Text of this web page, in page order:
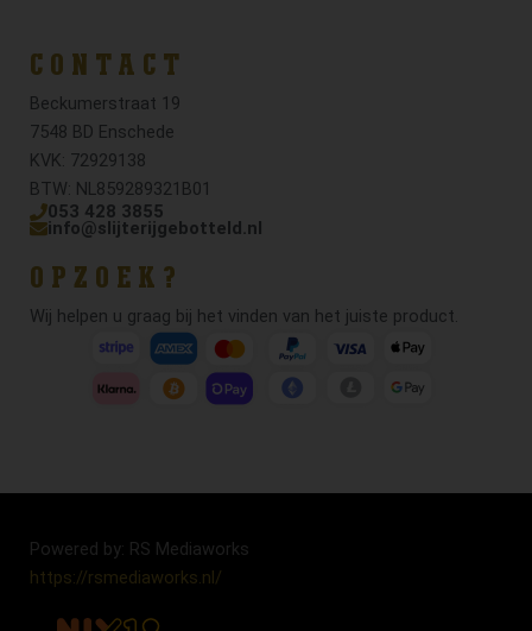
CONTACT
Beckumerstraat 19
7548 BD Enschede
KVK: 72929138
BTW: NL859289321B01
053 428 3855
info@slijterijgebotteld.nl
OPZOEK?
Wij helpen u graag bij het vinden van het juiste product.
Powered by: RS Mediaworks
https://rsmediaworks.nl/